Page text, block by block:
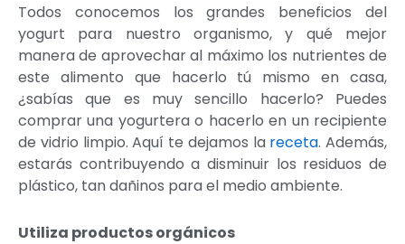
Todos conocemos los grandes beneficios del
yogurt para nuestro organismo, y qué mejor
manera de aprovechar al máximo los nutrientes de
este alimento que hacerlo tú mismo en casa,
¿sabías que es muy sencillo hacerlo? Puedes
comprar una yogurtera o hacerlo en un recipiente
de vidrio limpio. Aquí te dejamos la receta. Además,
estarás contribuyendo a disminuir los residuos de
plástico, tan dañinos para el medio ambiente.
Utiliza productos orgánicos